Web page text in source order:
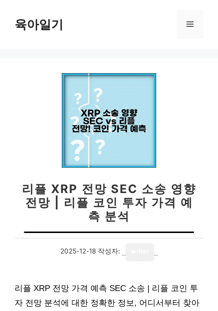
육아일기 메
리플 XRP 전망 SEC 소송 영향
전망 | 리플 코인 투자 가격 예
측 분석
2025-12-18 작성자:
리플 XRP 전망 가격 예측 SEC 소송 | 리플 코인 투
자 전망 분석에 대한 정확한 정보, 어디서부터 찾아